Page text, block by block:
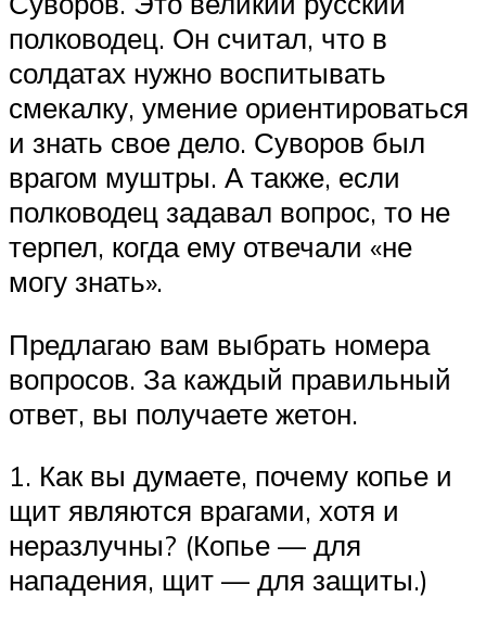
полководец. Он считал, что в
солдатах нужно воспитывать
смекалку, умение ориентироваться
и знать свое дело. Суворов был
врагом муштры. А также, если
полководец задавал вопрос, то не
терпел, когда ему отвечали «не
могу знать».
Предлагаю вам выбрать номера
вопросов. За каждый правильный
ответ, вы получаете жетон.
1. Как вы думаете, почему копье и
щит являются врагами, хотя и
неразлучны? (Копье — для
нападения, щит — для защиты.)